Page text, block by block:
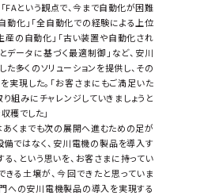
FAという観点で、今まで自動化が困難
動化」「全自動化での経験による上位
産の自動化」「古い装置や自動化され
データに基づく最適制御」など、安川
多くのソリューションを提供し、その
実現した。「お客さまにもご満足いた
組みにチャレンジしていきましょうと
穫でした」
あくまでも次の展開へ進むための足が
備ではなく、安川電機の製品を導入す
、という思いを、お客さまに持ってい
きる土壌が、今回できたと思っていま
への安川電機製品の導入を実現する